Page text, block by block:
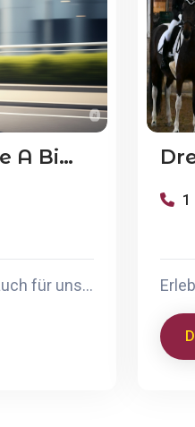
Fahrradtour - ,,ride A Bike
Fahrradtour – „ride a bike“ auch für unsere „NichtReiter“ Start Reithalle Weeze am 02.08.2025 um 15 Uhr Ziel Garten der Familie Peters Voraussetzung ihr seid sattelfest und traut euch mit eurem Rad eine Strecke von ca 30 km zu wir machen zwischendurch Pausen ihr seid volljährig oder werdet von euren Eltern begleitet bringt euer eigenes Fahrrad mit und vergesst Getränke und Snacks für unterwegs wir freuen uns auf eine schöne Tour mit euch.
1